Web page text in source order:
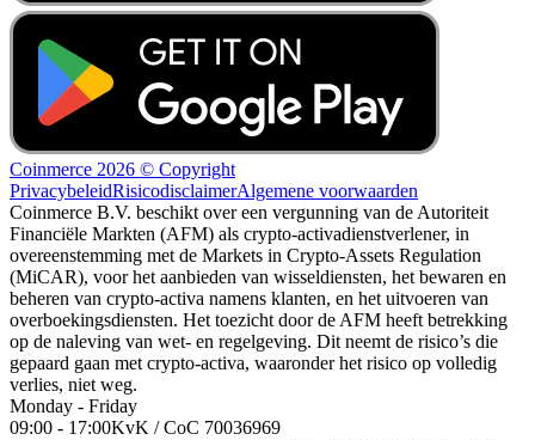
Coinmerce 2026 © Copyright
PrivacybeleidRisicodisclaimerAlgemene voorwaarden
Coinmerce B.V. beschikt over een vergunning van de Autoriteit
Financiële Markten (AFM) als crypto-activadienstverlener, in
overeenstemming met de Markets in Crypto-Assets Regulation
(MiCAR), voor het aanbieden van wisseldiensten, het bewaren en
beheren van crypto-activa namens klanten, en het uitvoeren van
overboekingsdiensten. Het toezicht door de AFM heeft betrekking
op de naleving van wet- en regelgeving. Dit neemt de risico’s die
gepaard gaan met crypto-activa, waaronder het risico op volledig
verlies, niet weg.
Monday - Friday
09:00 - 17:00KvK / CoC 70036969